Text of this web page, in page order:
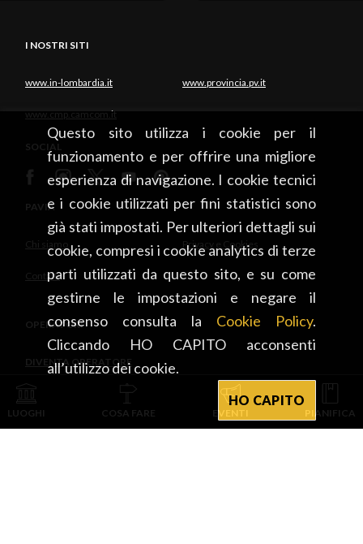
Questo sito utilizza i cookie per il
funzionamento e per offrire una migliore
esperienza di navigazione. I cookie tecnici
e i cookie utilizzati per fini statistici sono
già stati impostati. Per ulteriori dettagli sui
cookie, compresi i cookie analytics di terze
parti utilizzati da questo sito, e su come
gestirne le impostazioni e negare il
consenso consulta la Cookie Policy.
Cliccando HO CAPITO acconsenti
all’utilizzo dei cookie.
HO CAPITO
I NOSTRI SITI
www.in-lombardia.it www.provincia.pv.it
www.cmp.camcom.it
SOCIAL
PAVIA
Chi siamo Privacy e Cookies
Contatti
OPERATORI
DIVENTA OPERATORE
INTEGRATO CON
LUOGHI COSA FARE EVENTI PIANIFICA